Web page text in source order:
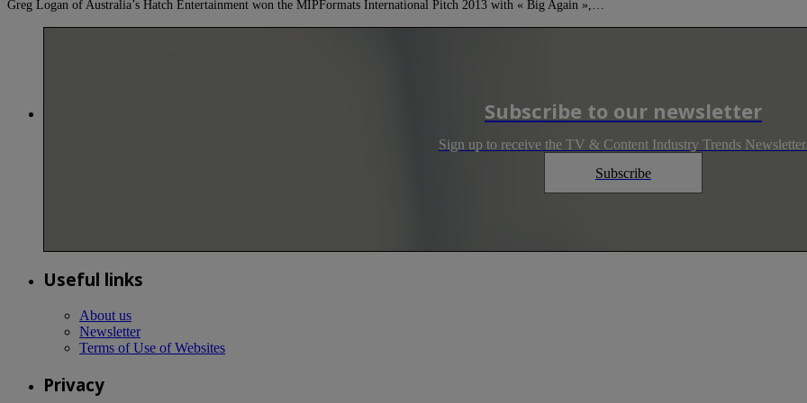
Greg Logan of Australia’s Hatch Entertainment won the MIPFormats International Pitch 2013 with « Big Again »,…
Subscribe to our newsletter
Sign up to receive the TV & Content Industry Trends
Subscribe
Useful links
About us
Newsletter
Terms of Use of Websites
Privacy